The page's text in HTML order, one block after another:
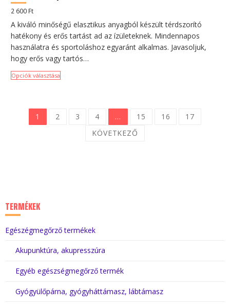
2 600 Ft
A kiváló minőségű elasztikus anyagból készült térdszorító
hatékony és erős tartást ad az ízületeknek. Mindennapos
használatra és sportoláshoz egyaránt alkalmas. Javasoljuk,
hogy erős vagy tartós…
Opciók választása
BEJEGYZÉSEK
LAPOZÁSA
1 2 3 4 … 15 16
17
KÖVETKEZŐ
TERMÉKEK
Egészégmegőrző termékek
Akupunktúra, akupresszúra
Egyéb egészségmegőrző termék
Gyógyülőpárna, gyógyháttámasz, lábtámasz